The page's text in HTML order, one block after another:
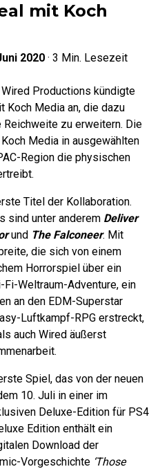
mit Koch
2020 · 3 Min. Lesezeit
Productions kündigte
Koch Media an, die dazu
zu erweitern. Die
Media in ausgewählten
Region die physischen
Titel der Kollaboration.
sind unter anderem Deliver
und The Falconeer. Mit
die sich von einem
Horrorspiel über ein
Weltraum-Adventure, ein
an den EDM-Superstar
Luftkampf-RPG erstreckt,
auch Wired äußerst
Spiel, das von der neuen
10. Juli in einer im
Deluxe-Edition für PS4
Edition enthält ein
Download der
Vorgeschichte ‘Those